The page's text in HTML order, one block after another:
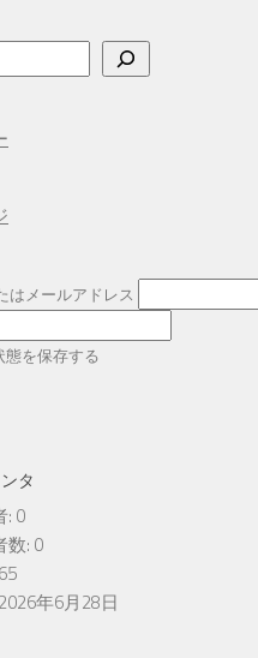
はメールアドレス
態を保存する
タ
: 0
数: 0
65
2026年6月28日